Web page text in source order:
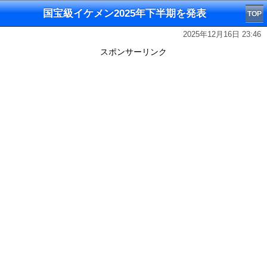
国宝級イケメン2025年下半期を発表 TOP
2025年12月16日 23:46
スポンサーリンク